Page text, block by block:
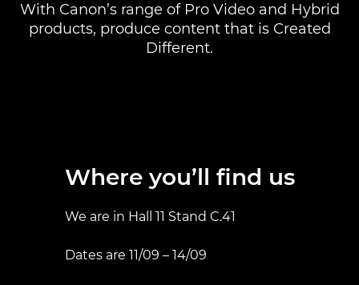
Pro AV Solutions
With Canon’s range of Pro Video and Hybrid
products, produce content that is Created
Different.
Where you’ll find us
We are in Hall 11 Stand C.41
Dates are 11/09 – 14/09